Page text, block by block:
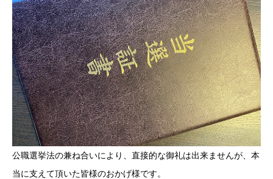
公職選挙法の兼ね合いにより、直接的な御礼は出来ませんが、本
当に支えて頂いた皆様のおかげ様です。